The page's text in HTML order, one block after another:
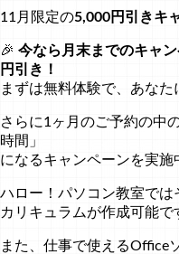
11月限定の5,000円引きキ
🎉 今なら月末までのキャ
円引き！
まずは無料体験で、あなた
さらに1ヶ月のご予約の中
時間」
になるキャンペーンを実施
ハロー！パソコン教室では
カリキュラムが作成可能で
また、仕事で使えるOffice